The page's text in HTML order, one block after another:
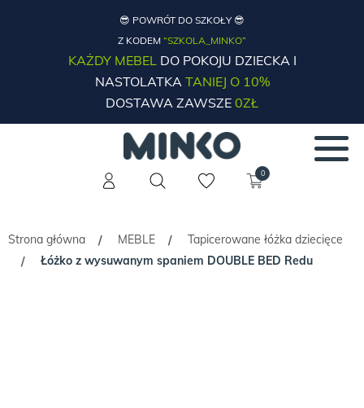
😎 POWRÓT DO SZKOŁY 😎
Z KODEM “SZKOLA_MINKO”
KAŻDY MEBELDO POKOJU DZIECKA I
NASTOLATKATANIEJ O 10%
DOSTAWA ZAWSZE 0ZŁ
0
Strona główna / MEBLE /
Tapicerowane łóżka dziecięce
/
Łóżko z wysuwanym spaniem DOUBLE BED Redu